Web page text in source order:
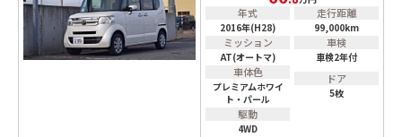
年式
2016年(H28)
走行距離
99,000km
ミッション
AT(オートマ)
車検
車検2年付
車体色
プレミアムホワイ
ト・パール
ドア
5枚
駆動
4WD